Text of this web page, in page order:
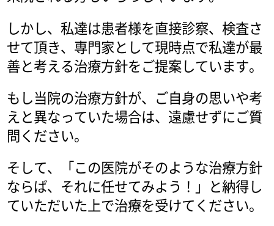
しかし、私達は患者様を直接診察、検査さ
せて頂き、専門家として現時点で私達が最
善と考える治療方針をご提案しています。
もし当院の治療方針が、ご自身の思いや考
えと異なっていた場合は、遠慮せずにご質
問ください。
そして、「この医院がそのような治療方針
ならば、それに任せてみよう！」と納得し
ていただいた上で治療を受けてください。